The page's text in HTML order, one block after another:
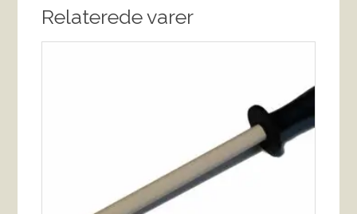
Relaterede varer